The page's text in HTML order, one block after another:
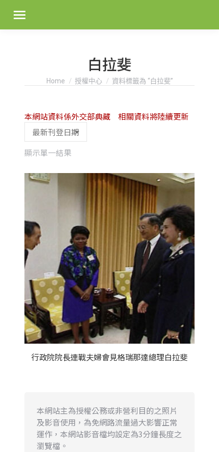
白拉斐
You are here:
Home 授權中心 資料標籤為 “白拉斐”
顯示單一結果
本網站資料係外交部典藏 相關資料將陸續更新
行政院院長連戰夫婦會見格瑞那達總理白拉斐
本網站主為授權公務或非營利目的之照片
及影音使用，為免網路流量過大影響正常
運作，本網站影音檔均設定為3分鐘長度之
瀏覽檔。